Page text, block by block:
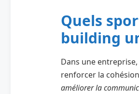
Quels
building
Dans une
renforcer la
améliorer la